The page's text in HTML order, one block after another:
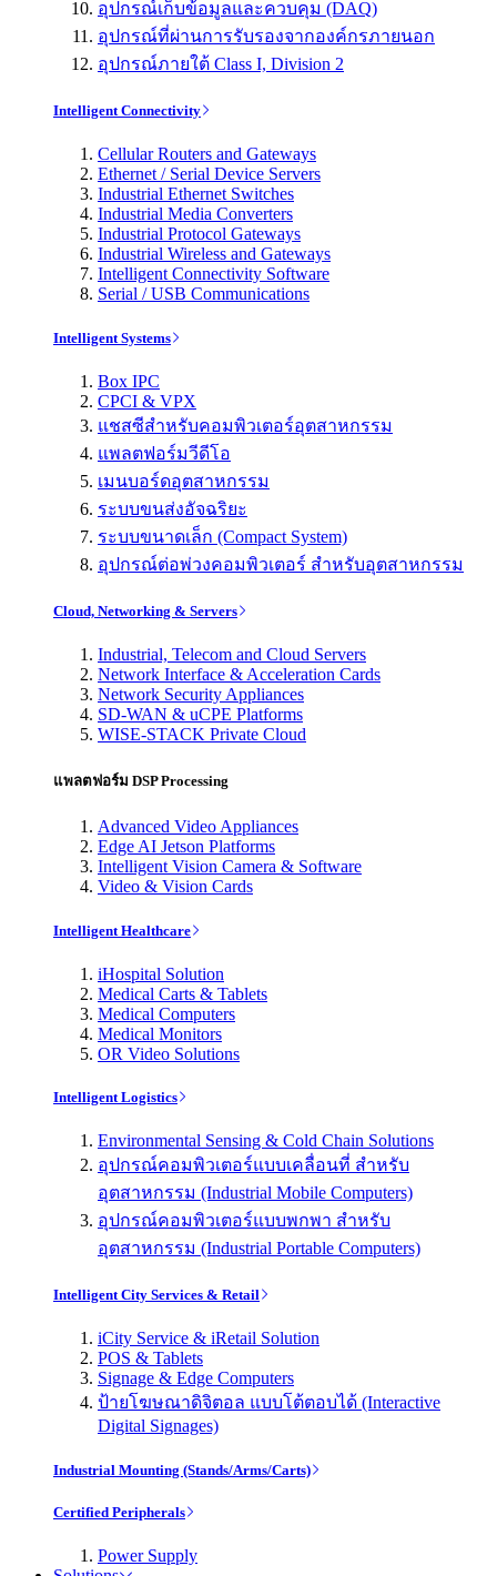
อุปกรณ์เก็บข้อมูลและควบคุม (DAQ)
อุปกรณ์ที่ผ่านการรับรองจากองค์กรภายนอก
อุปกรณ์ภายใต้ Class I, Division 2
Intelligent Connectivity
Cellular Routers and Gateways
Ethernet / Serial Device Servers
Industrial Ethernet Switches
Industrial Media Converters
Industrial Protocol Gateways
Industrial Wireless and Gateways
Intelligent Connectivity Software
Serial / USB Communications
Intelligent Systems
Box IPC
CPCI & VPX
แชสซีสำหรับคอมพิวเตอร์อุตสาหกรรม
แพลตฟอร์มวีดีโอ
เมนบอร์ดอุตสาหกรรม
ระบบขนส่งอัจฉริยะ
ระบบขนาดเล็ก (Compact System)
อุปกรณ์ต่อพ่วงคอมพิวเตอร์ สำหรับอุตสาหกรรม
Cloud, Networking & Servers
Industrial, Telecom and Cloud Servers
Network Interface & Acceleration Cards
Network Security Appliances
SD-WAN & uCPE Platforms
WISE-STACK Private Cloud
แพลตฟอร์ม DSP Processing
Advanced Video Appliances
Edge AI Jetson Platforms
Intelligent Vision Camera & Software
Video & Vision Cards
Intelligent Healthcare
iHospital Solution
Medical Carts & Tablets
Medical Computers
Medical Monitors
OR Video Solutions
Intelligent Logistics
Environmental Sensing & Cold Chain Solutions
อุปกรณ์คอมพิวเตอร์แบบเคลื่อนที่ สำหรับ
อุตสาหกรรม (Industrial Mobile Computers)
อุปกรณ์คอมพิวเตอร์แบบพกพา สำหรับ
อุตสาหกรรม (Industrial Portable Computers)
Intelligent City Services & Retail
iCity Service & iRetail Solution
POS & Tablets
Signage & Edge Computers
ป้ายโฆษณาดิจิตอล แบบโต้ตอบได้ (Interactive
Digital Signages)
Industrial Mounting (Stands/Arms/Carts)
Certified Peripherals
Power Supply